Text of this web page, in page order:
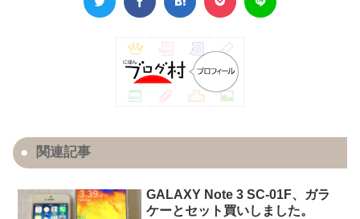
関連記事
GALAXY Note 3 SC-01F、ガラ
ケーとセット買いしました。